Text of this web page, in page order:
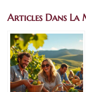
Articles Dans La